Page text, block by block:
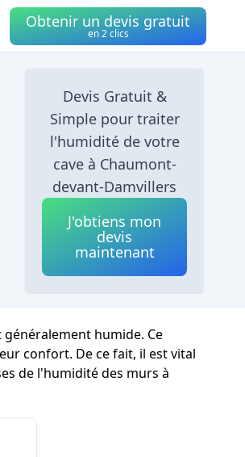
Obtenir un devis gratuit
en 2 clics
Devis Gratuit &
Simple pour traiter
l'humidité de votre
cave à Chaumont-
devant-Damvillers
J'obtiens mon
devis
maintenant
humide. Ce
confort. De ce fait, il est vital
de l'humidité des murs à